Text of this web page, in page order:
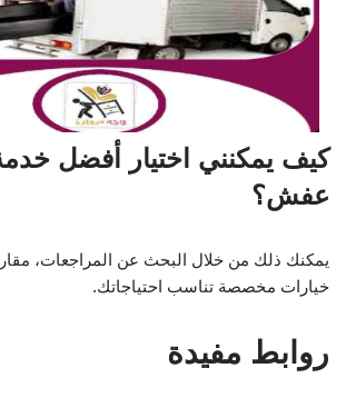
كيف يمكنني اختيار أفضل
عفش؟
يمكنك ذلك من خلال البحث عن المراجعات،
خيارات مخصصة تناسب احتياجاتك.
روابط مفيدة